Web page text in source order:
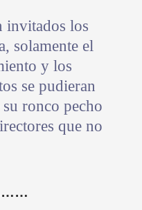
invitados los
solamente el
y los
se pudieran
ronco pecho
que no